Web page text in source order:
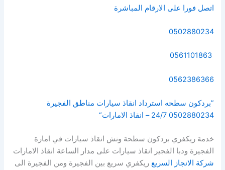
اتصل فورا على الارقام المباشرة
0502880234
0561101863
0562386366
”بردكون سطحه استرداد انقاذ سيارات مناطق الفجيرة
0502880234 24/7 – انقاذ الامارات“
خدمة ريكفري بردكون سطحة ونش انقاذ سيارات في امارة
الفجيرة ودبا الفجير انقاذ سيارات على مدار الساعة انقاذ الامارات
شركة الانجاز السريع ريكفري سريع بين الفجيرة ومن الفجيرة الى